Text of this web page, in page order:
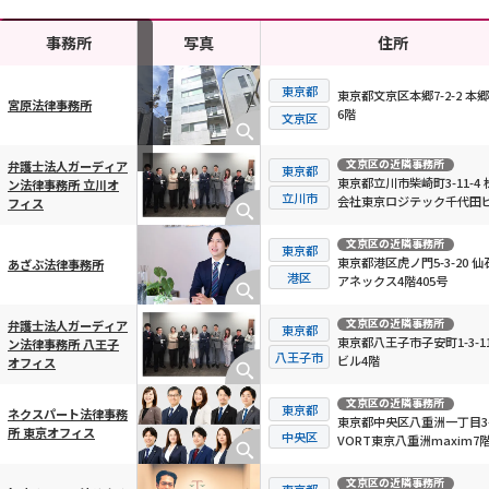
横スクロール可能
事務所 写真 住所
宮原法律事務所
東京都
文京区
東京都文京区本郷7-2-2 本
6階
弁護士法人ガーディア
ン法律事務所 立川オ
フィス
東京都
立川市
文京区の近隣事務所
東京都立川市柴崎町3-11-4
会社東京ロジテック千代田
あざぶ法律事務所
東京都
港区
文京区の近隣事務所
東京都港区虎ノ門5-3-20 仙
アネックス4階405号
弁護士法人ガーディア
ン法律事務所 八王子
オフィス
東京都
八王子市
文京区の近隣事務所
東京都八王子市子安町1-3-
ビル4階
ネクスパート法律事務
所 東京オフィス
東京都
中央区
文京区の近隣事務所
東京都中央区八重洲一丁目
VORT東京八重洲maxim7
文京区の近隣事務所